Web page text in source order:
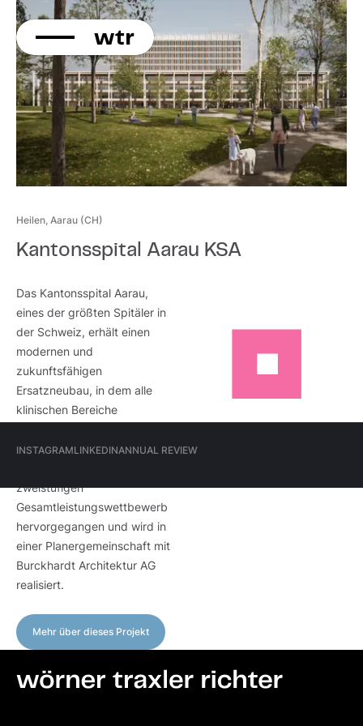
Direkt
zum
Inhalt
KONTAKT
Hauptmenü
INSTAGRAM
INSTAGRAM
LINKEDIN
LINKEDIN
ANNUAL REVIEW
ANNUAL REVIEW
Heilen, Aarau (CH)
Kantonsspital Aarau KSA
Das Kantonsspital Aarau,
eines der größten Spitäler in
der Schweiz, erhält einen
modernen und
zukunftsfähigen
Ersatzneubau, in dem alle
klinischen Bereiche
Das Siegerprojekt
zweistufigen
Gesamtleistungswettbewerb
hervorgegangen und wird in
einer Planergemeinschaft mit
Burckhardt Architektur AG
realisiert.
Mehr über dieses Projekt